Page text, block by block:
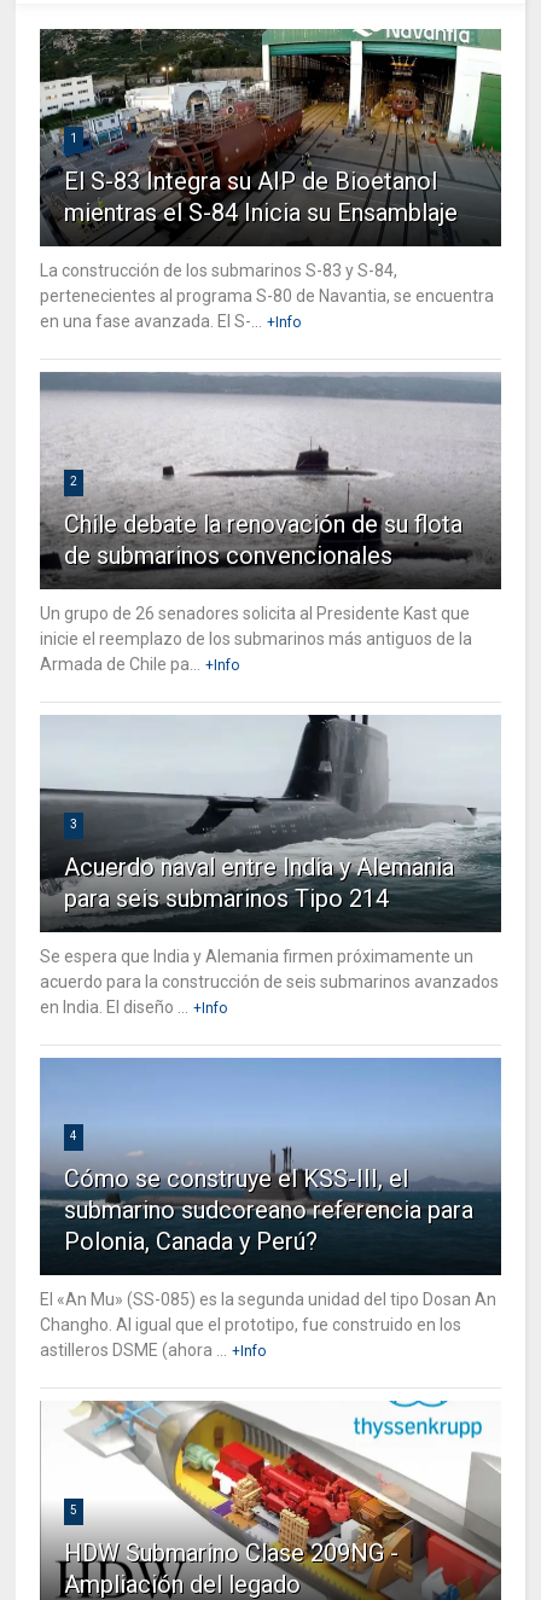
1
El S-83 Integra su AIP de Bioetanol
mientras el S-84 Inicia su Ensamblaje
La construcción de los submarinos S-83 y S-84,
pertenecientes al programa S-80 de Navantia, se encuentra
en una fase avanzada. El S-...
+Info
2
Chile debate la renovación de su flota
de submarinos convencionales
Un grupo de 26 senadores solicita al Presidente Kast que
inicie el reemplazo de los submarinos más antiguos de la
Armada de Chile pa...
+Info
3
Acuerdo naval entre India y Alemania
para seis submarinos Tipo 214
Se espera que India y Alemania firmen próximamente un
acuerdo para la construcción de seis submarinos avanzados
en India. El diseño ...
+Info
4
Cómo se construye el KSS-III, el
submarino sudcoreano referencia para
Polonia, Canada y Perú?
El «An Mu» (SS-085) es la segunda unidad del tipo Dosan An
Changho. Al igual que el prototipo, fue construido en los
astilleros DSME (ahora ...
+Info
5
HDW Submarino Clase 209NG -
Ampliación del legado